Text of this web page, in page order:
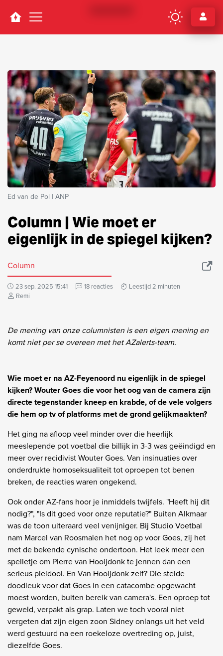
Navigation
Ed van de Pol | ANP
Column | Wie moet er
eigenlijk in de spiegel kijken?
Column
23 sep. 2025 15:41 18 reacties
Leestijd 2 minuten
Remi
De mening van onze columnisten is een eigen mening en
komt niet per se overeen met het AZalerts-team.
Wie moet er na AZ-Feyenoord nu eigenlijk in de spiegel
kijken? Wouter Goes die voor het oog van de camera zijn
directe tegenstander kneep en krabde, of de vele volgers
die hem op tv of platforms met de grond gelijkmaakten?
Het ging na afloop veel minder over die heerlijk
meeslepende pot voetbal die billijk in 3-3 was geëindigd en
meer over recidivist Wouter Goes. Van insinuaties over
onderdrukte homoseksualiteit tot oproepen tot benen
breken, de reacties waren ongekend.
Ook onder AZ-fans hoor je inmiddels twijfels. "Heeft hij dit
nodig?", "Is dit goed voor onze reputatie?" Buiten Alkmaar
was de toon uiteraard veel venijniger. Bij Studio Voetbal
nam Marcel van Roosmalen het nog op voor Goes, zij het
met de bekende cynische ondertoon. Het leek meer een
spelletje om Pierre van Hooijdonk te jennen dan een
serieus pleidooi. En Van Hooijdonk zelf? Die stelde
doodleuk voor dat Goes in een catacombe opgewacht
moest worden, buiten bereik van camera's. Een oproep tot
geweld, verpakt als grap. Laten we toch vooral niet
vergeten dat zijn eigen zoon Sidney onlangs uit het veld
werd gestuurd na een roekeloze overtreding op, juist,
diezelfde Goes.